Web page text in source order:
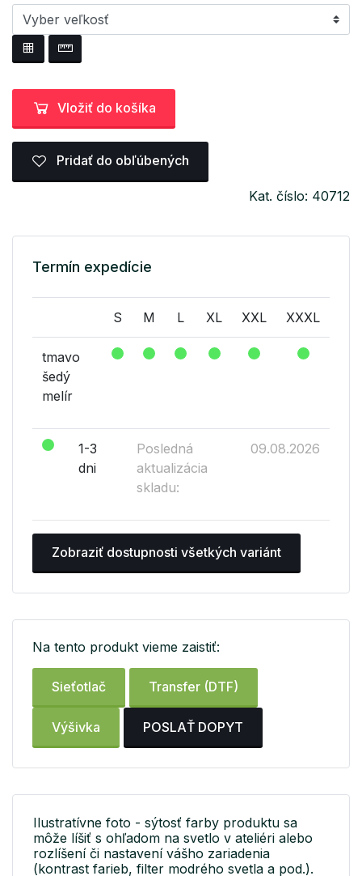
Vložiť do košíka
Pridať do obľúbených
Kat. číslo: 40712
Termín expedície
S M L XL XXL XXXL
tmavo
šedý
melír
1-3
dni
Posledná
aktualizácia
skladu:
09.08.2026
Zobraziť dostupnosti všetkých variánt
Na tento produkt vieme zaistiť:
Sieťotlač Transfer (DTF)
Výšivka POSLAŤ DOPYT
Ilustratívne foto - sýtosť farby produktu sa
môže líšiť s ohľadom na svetlo v ateliéri alebo
rozlíšení či nastavení vášho zariadenia
(kontrast farieb, filter modrého svetla a pod.).